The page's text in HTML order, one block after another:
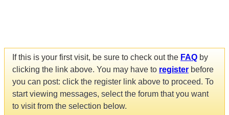
If this is your first visit, be sure to check out the FAQ by
clicking the link above. You may have to register before
you can post: click the register link above to proceed. To
start viewing messages, select the forum that you want
to visit from the selection below.